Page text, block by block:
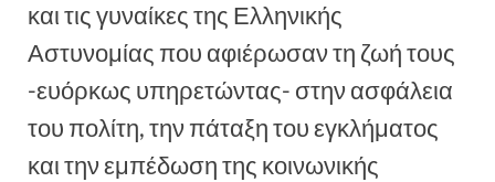
και τις γυναίκες της Ελληνικής
Αστυνομίας που αφιέρωσαν τη ζωή τους
-ευόρκως υπηρετώντας- στην ασφάλεια
του πολίτη, την πάταξη του εγκλήματος
και την εμπέδωση της κοινωνικής